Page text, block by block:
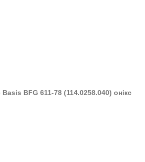
BFG 611-78 (114.0258.040) онікс